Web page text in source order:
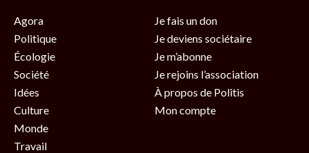
Agora
Politique
Écologie
Société
Idées
Culture
Monde
Travail
Je fais un don
Je deviens sociétaire
Je m’abonne
Je rejoins l’association
À propos de Politis
Mon compte